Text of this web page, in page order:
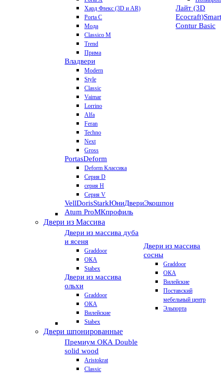
Хард Флекс (3D и AR)
Porta C
Мода
Classico M
Trend
Прима
Владвери
Modern
Style
Classic
Vaimar
Lorrino
Alfa
Feran
Techno
Next
Gross
PortasDeform
Deform Классика
Серия D
серия H
Серия V
VellDorisStarkЮниДвериЭкошпон
Atum ProМКпрофиль
Лайт (3D
Ecocraft)Smart
Contur Basic
Двери из Массива
Двери из массива дуба
и ясеня
Graddoor
ОКА
Stabex
Двери из массива
ольхи
Graddoor
ОКА
Вилейские
Stabex
Двери из массива
сосны
Graddoor
ОКА
Вилейские
Поставский
мебельный центр
Эльпорта
Двери шпонированные
Премиум ОКА Double
solid wood
Aristokrat
Classic